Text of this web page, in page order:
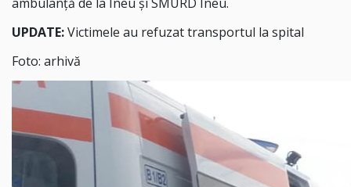
UPDATE:Victimele au refuzat transportul la spital
Foto: arhivă